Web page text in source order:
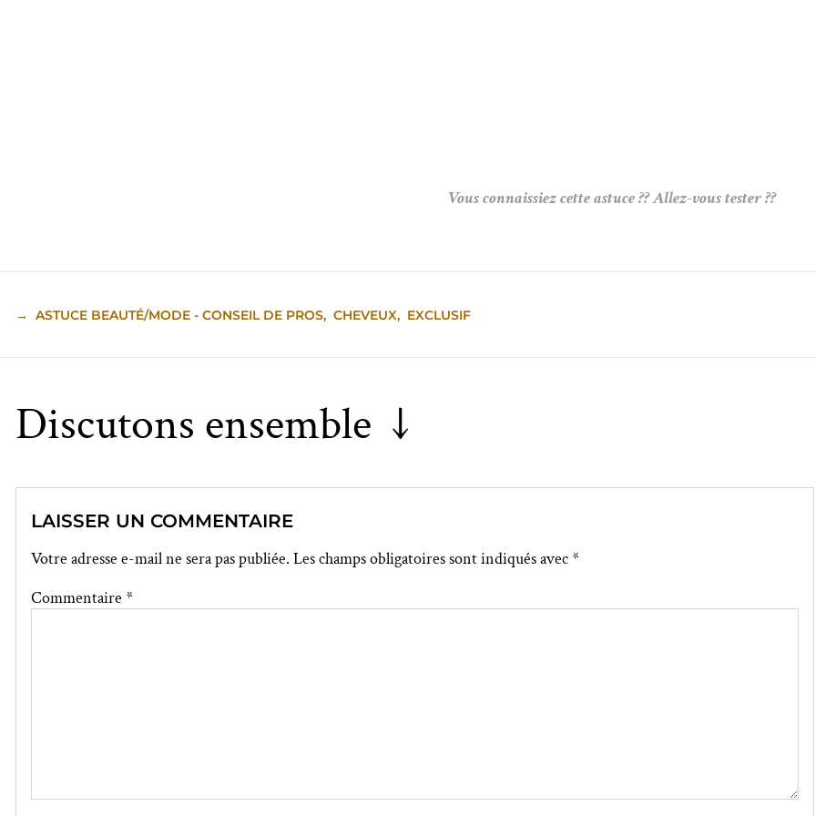
Vous connaissiez cette astuce ?? Allez-vous tester ??
→ ASTUCE BEAUTÉ/MODE - CONSEIL DE PROS, CHEVEUX, EXCLUSIF
Discutons ensemble ↓
LAISSER UN COMMENTAIRE
Votre adresse e-mail ne sera pas publiée. Les champs obligatoires sont indiqués avec*
Commentaire *